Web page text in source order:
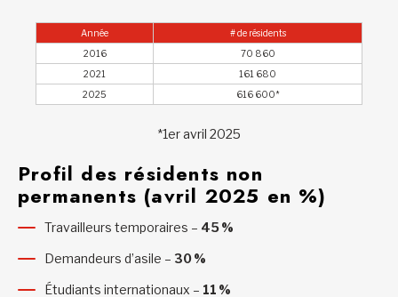
Année
# de résidents
2016
70 860
2021
161 680
2025
616 600*
*1er avril 2025
Profil des résidents non
permanents (avril 2025 en %)
Travailleurs temporaires – 45 %
Demandeurs d’asile – 30 %
Étudiants internationaux – 11 %